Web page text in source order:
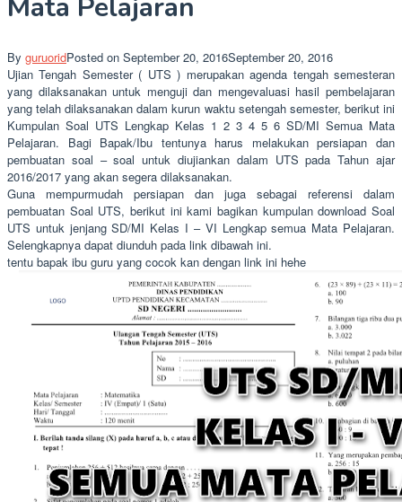
Mata Pelajaran
By guruoridPosted on September 20, 2016September 20, 2016
Ujian Tengah Semester ( UTS ) merupakan agenda tengah semesteran
yang dilaksanakan untuk menguji dan mengevaluasi hasil pembelajaran
yang telah dilaksanakan dalam kurun waktu setengah semester, berikut ini
Kumpulan Soal UTS Lengkap Kelas 1 2 3 4 5 6 SD/MI Semua Mata
Pelajaran. Bagi Bapak/Ibu tentunya harus melakukan persiapan dan
pembuatan soal – soal untuk diujiankan dalam UTS pada Tahun ajar
2016/2017 yang akan segera dilaksanakan.
Guna mempurmudah persiapan dan juga sebagai referensi dalam
pembuatan Soal UTS, berikut ini kami bagikan kumpulan download Soal
UTS untuk jenjang SD/MI Kelas I – VI Lengkap semua Mata Pelajaran.
Selengkapnya dapat diunduh pada link dibawah ini.
tentu bapak ibu guru yang cocok kan dengan link ini hehe